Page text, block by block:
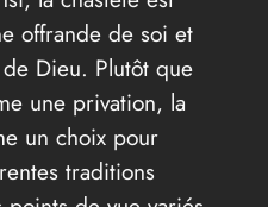
offrande de soi et
Dieu. Plutôt que
une privation, la
un choix pour
traditions